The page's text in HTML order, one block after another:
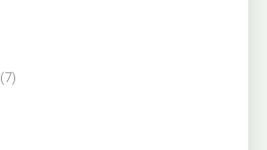
(7)